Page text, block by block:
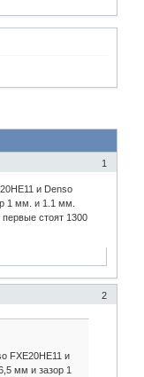
1
и Denso
1 мм. и 1.1 мм.
стоят 1300
2
FXE20HE11 и
мм и зазор 1